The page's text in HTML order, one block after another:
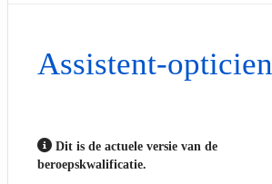
Assistent-opticien
Dit is de actuele versie van de
beroepskwalificatie.